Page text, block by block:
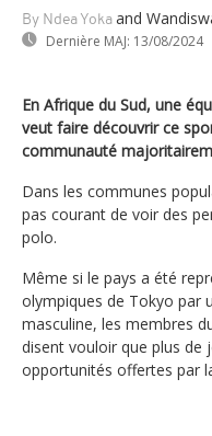
By Ndea Yoka and
Dernière MAJ: 13/08/2024
En Afrique du Sud, une
veut faire découvrir ce
communauté
Dans les communes
pas courant de voir des
polo.
Même si le pays a été
olympiques de Tokyo par
masculine, les membres
disent vouloir que plus de
opportunités offertes par